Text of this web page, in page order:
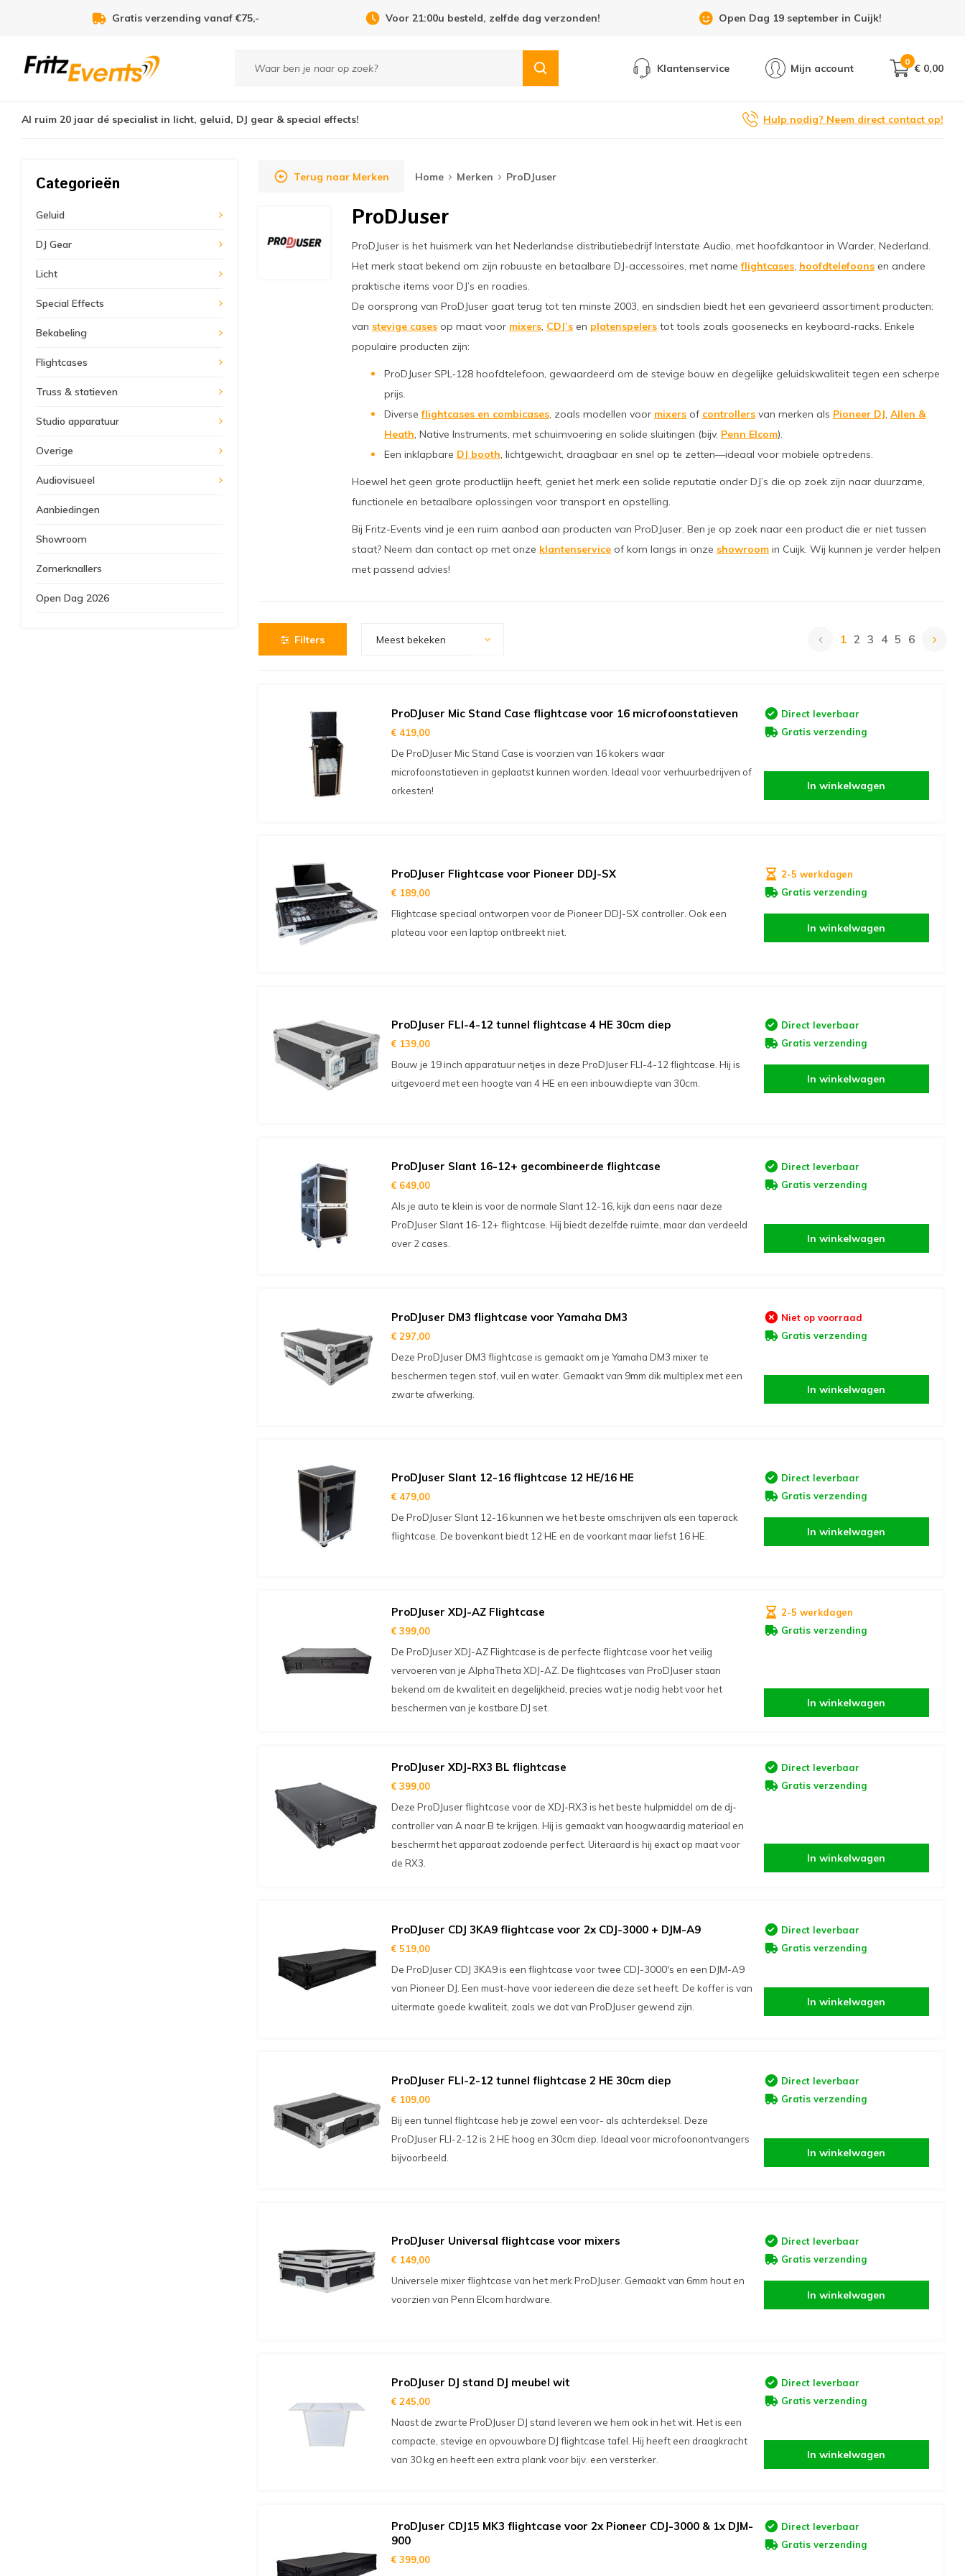
Voor 21:00u besteld, zelfde dag verzonden! Open Dag 19 september in Cuijk! Showroom 6 dagen per week geopend!
Klantenservice Mijn account
0
€ 0,00
Al ruim 20 jaar dé specialist in licht, geluid, DJ gear & special effects! Hulp nodig? Neem direct contact op!
Categorieën
Geluid
DJ Gear
Licht
Special Effects
Bekabeling
Flightcases
Truss & statieven
Studio apparatuur
Overige
Audiovisueel
Aanbiedingen
Showroom
Zomerknallers
Open Dag 2026
Terug naar Merken Home Merken ProDJuser
ProDJuser
ProDJuser is het huismerk van het Nederlandse distributiebedrijf Interstate Audio, met hoofdkantoor in Warder, Nederland.
Het merk staat bekend om zijn robuuste en betaalbare DJ-accessoires, met nameflightcases, hoofdtelefoons en andere
praktische items voor DJ’s en roadies.
De oorsprong van ProDJuser gaat terug tot ten minste 2003, en sindsdien biedt het een gevarieerd assortiment producten:
van stevige cases op maat voor mixers, CDJ’s en platenspelers tot tools zoals goosenecks en keyboard-racks. Enkele
populaire producten zijn:
ProDJuser SPL‑128 hoofdtelefoon, gewaardeerd om de stevige bouw en degelijke geluidskwaliteit tegen een scherpe
prijs.
Diverseflightcases en combicases, zoals modellen voor mixers of controllers van merken als Pioneer DJ, Allen &
Heath, Native Instruments, met schuimvoering en solide sluitingen (bijv. Penn Elcom).
Een inklapbare DJ booth, lichtgewicht, draagbaar en snel op te zetten—ideaal voor mobiele optredens.
Hoewel het geen grote productlijn heeft, geniet het merk een solide reputatie onder DJ’s die op zoek zijn naar duurzame,
functionele en betaalbare oplossingen voor transport en opstelling.
Bij Fritz-Events vind je een ruim aanbod aan producten van ProDJuser. Ben je op zoek naar een product die er niet tussen
staat? Neem dan contact op met onze klantenservice of kom langs in onze showroom in Cuijk. Wij kunnen je verder helpen
met passend advies!
Filters Meest bekeken 1 2 3 4 5 6
ProDJuser Mic Stand Case flightcase voor 16 microfoonstatieven
€ 419,00
De ProDJuser Mic Stand Case is voorzien van 16 kokers waar
microfoonstatieven in geplaatst kunnen worden. Ideaal voor verhuurbedrijven of
orkesten!
Direct leverbaar
Gratis verzending
In winkelwagen
ProDJuser Flightcase voor Pioneer DDJ-SX
€ 189,00
Flightcase speciaal ontworpen voor de Pioneer DDJ-SX controller. Ook een
plateau voor een laptop ontbreekt niet.
2-5 werkdagen
Gratis verzending
In winkelwagen
ProDJuser FLI-4-12 tunnel flightcase 4 HE 30cm diep
€ 139,00
Bouw je 19 inch apparatuur netjes in deze ProDJuser FLI-4-12 flightcase. Hij is
uitgevoerd met een hoogte van 4 HE en een inbouwdiepte van 30cm.
Direct leverbaar
Gratis verzending
In winkelwagen
ProDJuser Slant 16-12+ gecombineerde flightcase
€ 649,00
Als je auto te klein is voor de normale Slant 12-16, kijk dan eens naar deze
ProDJuser Slant 16-12+ flightcase. Hij biedt dezelfde ruimte, maar dan verdeeld
over 2 cases.
Direct leverbaar
Gratis verzending
In winkelwagen
ProDJuser DM3 flightcase voor Yamaha DM3
€ 297,00
Deze ProDJuser DM3 flightcase is gemaakt om je Yamaha DM3 mixer te
beschermen tegen stof, vuil en water. Gemaakt van 9mm dik multiplex met een
zwarte afwerking.
Niet op voorraad
Gratis verzending
In winkelwagen
ProDJuser Slant 12-16 flightcase 12 HE/16 HE
€ 479,00
De ProDJuser Slant 12-16 kunnen we het beste omschrijven als een taperack
flightcase. De bovenkant biedt 12 HE en de voorkant maar liefst 16 HE.
Direct leverbaar
Gratis verzending
In winkelwagen
ProDJuser XDJ-AZ Flightcase
€ 399,00
De ProDJuser XDJ-AZ Flightcase is de perfecte flightcase voor het veilig
vervoeren van je AlphaTheta XDJ-AZ. De flightcases van ProDJuser staan
bekend om de kwaliteit en degelijkheid, precies wat je nodig hebt voor het
beschermen van je kostbare DJ set.
2-5 werkdagen
Gratis verzending
In winkelwagen
ProDJuser XDJ-RX3 BL flightcase
€ 399,00
Deze ProDJuser flightcase voor de XDJ-RX3 is het beste hulpmiddel om de dj-
controller van A naar B te krijgen. Hij is gemaakt van hoogwaardig materiaal en
beschermt het apparaat zodoende perfect. Uiteraard is hij exact op maat voor
de RX3.
Direct leverbaar
Gratis verzending
In winkelwagen
ProDJuser CDJ 3KA9 flightcase voor 2x CDJ-3000 + DJM-A9
€ 519,00
De ProDJuser CDJ 3KA9 is een flightcase voor twee CDJ-3000's en een DJM-A9
van Pioneer DJ. Een must-have voor iedereen die deze set heeft. De koffer is van
uitermate goede kwaliteit, zoals we dat van ProDJuser gewend zijn.
Direct leverbaar
Gratis verzending
In winkelwagen
ProDJuser FLI-2-12 tunnel flightcase 2 HE 30cm diep
€ 109,00
Bij een tunnel flightcase heb je zowel een voor- als achterdeksel. Deze
ProDJuser FLI-2-12 is 2 HE hoog en 30cm diep. Ideaal voor microfoonontvangers
bijvoorbeeld.
Direct leverbaar
Gratis verzending
In winkelwagen
ProDJuser Universal flightcase voor mixers
€ 149,00
Universele mixer flightcase van het merk ProDJuser. Gemaakt van 6mm hout en
voorzien van Penn Elcom hardware.
Direct leverbaar
Gratis verzending
In winkelwagen
ProDJuser DJ stand DJ meubel wit
€ 245,00
Naast de zwarte ProDJuser DJ stand leveren we hem ook in het wit. Het is een
compacte, stevige en opvouwbare DJ flightcase tafel. Hij heeft een draagkracht
van 30 kg en heeft een extra plank voor bijv. een versterker.
Direct leverbaar
Gratis verzending
In winkelwagen
ProDJuser CDJ15 MK3 flightcase voor 2x Pioneer CDJ-3000 & 1x DJM-
900
€ 399,00
Direct leverbaar
Gratis verzending